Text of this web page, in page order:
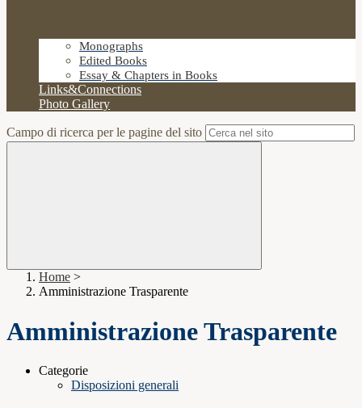
Monographs
Edited Books
Essay & Chapters in Books
Links&Connections
Photo Gallery
Campo di ricerca per le pagine del sito
Home >
Amministrazione Trasparente
Amministrazione Trasparente
Categorie
Disposizioni generali